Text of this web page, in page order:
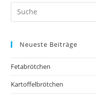
Neueste Beiträge
Fetabrötchen
Kartoffelbrötchen